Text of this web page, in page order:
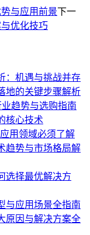
与应用前景下一
优化技巧
：机遇与挑战并存
地的关键步骤解析
趋势与选购指南
核心技术
用领域必须了解
趋势与市场格局解
选择最优解决方
与应用场景全指南
原因与解决方案全